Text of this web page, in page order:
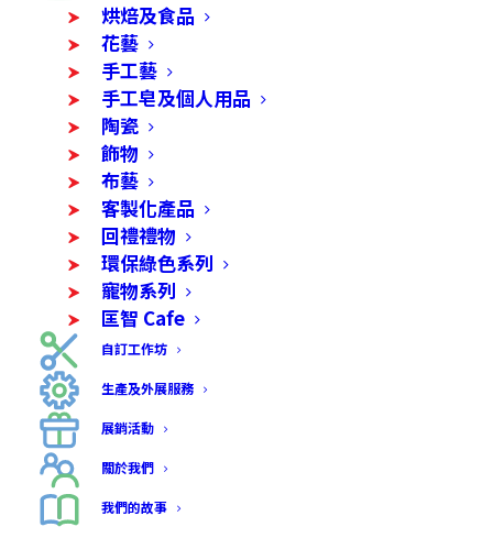
烘焙及食品
花藝
手工藝
手工皂及個人用品
陶瓷
飾物
布藝
客製化產品
回禮禮物
環保綠色系列
寵物系列
匡智 Cafe
自訂工作坊
生產及外展服務
展銷活動
關於我們
我們的故事